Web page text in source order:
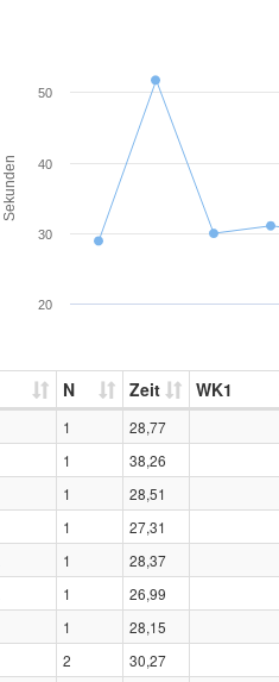
Sekunden
20
30
40
50
N Zeit WK1
1
28,77
1
38,26
1
28,51
1
27,31
1
28,37
1
26,99
1
28,15
2
30,27